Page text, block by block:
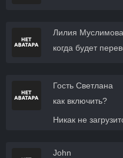
Лилия Муслимова
когда будет
Гость Светлана
как включить?
Никак не
John